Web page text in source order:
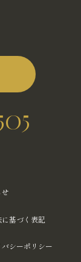
に基づく表記
バシーポリシー